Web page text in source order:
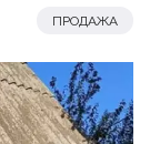
ПРОДАЖА